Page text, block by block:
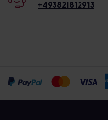
+493821812913